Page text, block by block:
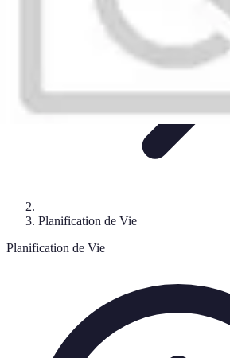
Planification de Vie
Planification de Vie